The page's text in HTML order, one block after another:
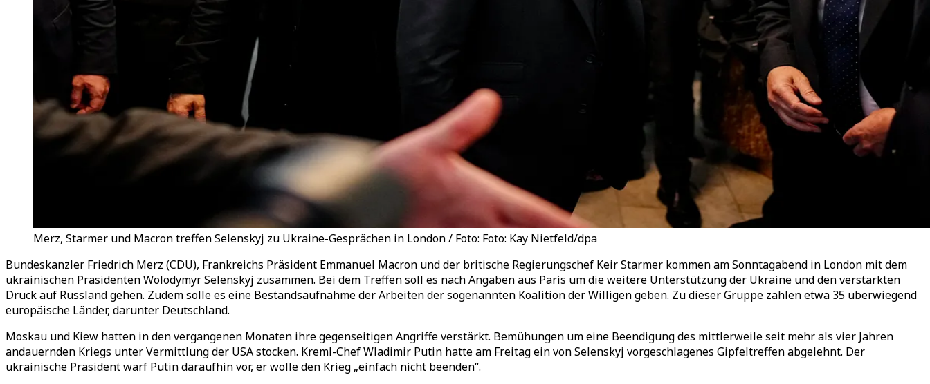
Merz, Starmer und Macron treffen Selenskyj zu Ukraine-Gesprächen in London / Foto: Foto: Kay Nietfeld/dpa
Bundeskanzler Friedrich Merz (CDU), Frankreichs Präsident Emmanuel Macron und der britische Regierungschef Keir Starmer kommen am Sonntagabend in London mit dem
ukrainischen Präsidenten Wolodymyr Selenskyj zusammen. Bei dem Treffen soll es nach Angaben aus Paris um die weitere Unterstützung der Ukraine und den verstärkten
Druck auf Russland gehen. Zudem solle es eine Bestandsaufnahme der Arbeiten der sogenannten Koalition der Willigen geben. Zu dieser Gruppe zählen etwa 35 überwiegend
europäische Länder, darunter Deutschland.
Moskau und Kiew hatten in den vergangenen Monaten ihre gegenseitigen Angriffe verstärkt. Bemühungen um eine Beendigung des mittlerweile seit mehr als vier Jahren
andauernden Kriegs unter Vermittlung der USA stocken. Kreml-Chef Wladimir Putin hatte am Freitag ein von Selenskyj vorgeschlagenes Gipfeltreffen abgelehnt. Der
ukrainische Präsident warf Putin daraufhin vor, er wolle den Krieg „einfach nicht beenden“.